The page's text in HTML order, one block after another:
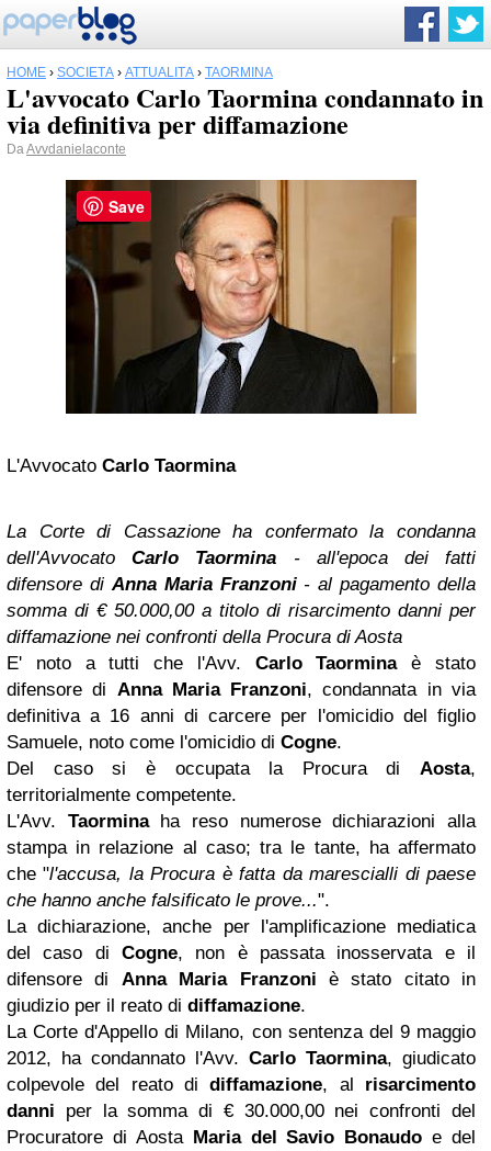
HOME › SOCIETÀ › ATTUALITÀ › TAORMINA
L'avvocato Carlo Taormina condannato in
via definitiva per diffamazione
DaAvvdanielaconte
L'Avvocato Carlo Taormina
La Corte di Cassazione ha confermato la condanna
dell'AvvocatoCarlo Taormina - all'epoca dei fatti
difensore diAnna Maria Franzoni- al pagamento della
somma di € 50.000,00 a titolo di risarcimento danni per
diffamazione nei confronti della Procura di Aosta
E' noto a tutti che l'Avv. Carlo Taorminaè stato
difensore di Anna Maria Franzoni, condannata in via
definitiva a 16 anni di carcere per l'omicidio del figlio
Samuele, noto come l'omicidio di Cogne.
Del caso si è occupata la Procura di Aosta,
territorialmente competente.
L'Avv. Taormina ha reso numerose dichiarazioni alla
stampa in relazione al caso; tra le tante, ha affermato
che "l'accusa, la Procura è fatta da marescialli di paese
che hanno anche falsificato le prove...".
La dichiarazione, anche per l'amplificazione mediatica
del caso di Cogne, non è passata inosservata e il
difensore di Anna Maria Franzoni è stato citato in
giudizio per il reato di diffamazione.
La Corte d'Appello di Milano, con sentenza del 9 maggio
2012, ha condannato l'Avv. Carlo Taormina, giudicato
colpevole del reato didiffamazione, al risarcimento
danni per la somma di € 30.000,00 nei confronti del
Procuratore di Aosta Maria del Savio Bonaudo e del
Save